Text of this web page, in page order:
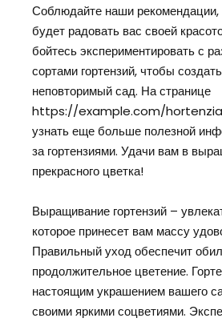
Соблюдайте наши рекомендации,
будет радовать вас своей
бойтесь экспериментировать с
сортами гортензий, чтобы
неповторимый сад. На странице
https://example.com/hortenzia
узнать еще больше полезной
за гортензиями. Удачи вам в
прекрасного цветка!
Выращивание гортензий –
которое принесет вам массу
Правильный уход обеспечит
продолжительное цветение.
настоящим украшением вашего
своими яркими соцветиями.